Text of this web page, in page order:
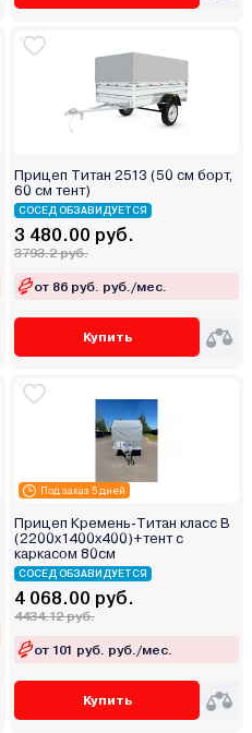
Прицеп Титан 2513 (50 см борт,
60 см тент)
СОСЕД ОБЗАВИДУЕТСЯ
3 480.00 руб.
3793.2 руб.
от 86 руб. руб./мес.
Купить
Под заказ 5 дней
Прицеп Кремень-Титан класс В
(2200х1400х400)+тент с
каркасом 80см
СОСЕД ОБЗАВИДУЕТСЯ
4 068.00 руб.
4434.12 руб.
от 101 руб. руб./мес.
Купить